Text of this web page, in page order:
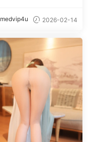
medvip4u 2026-02-14